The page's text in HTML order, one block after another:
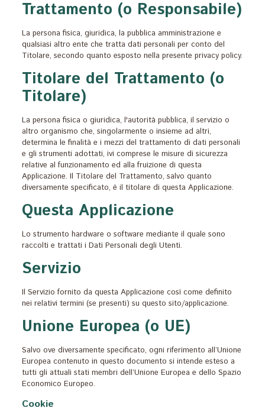
Trattamento (o Responsabile)
La persona fisica, giuridica, la pubblica amministrazione e
qualsiasi altro ente che tratta dati personali per conto del
Titolare, secondo quanto esposto nella presente privacy policy.
Titolare del Trattamento (o
Titolare)
La persona fisica o giuridica, l'autorità pubblica, il servizio o
altro organismo che, singolarmente o insieme ad altri,
determina le finalità e i mezzi del trattamento di dati personali
e gli strumenti adottati, ivi comprese le misure di sicurezza
relative al funzionamento ed alla fruizione di questa
Applicazione. Il Titolare del Trattamento, salvo quanto
diversamente specificato, è il titolare di questa Applicazione.
Questa Applicazione
Lo strumento hardware o software mediante il quale sono
raccolti e trattati i Dati Personali degli Utenti.
Servizio
Il Servizio fornito da questa Applicazione così come definito
nei relativi termini (se presenti) su questo sito/applicazione.
Unione Europea (o UE)
Salvo ove diversamente specificato, ogni riferimento all’Unione
Europea contenuto in questo documento si intende esteso a
tutti gli attuali stati membri dell’Unione Europea e dello Spazio
Economico Europeo.
Cookie